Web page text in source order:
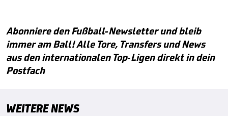
Abonniere den Fußball-Newsletter und bleib
immer am Ball! Alle Tore, Transfers und News
aus den internationalen Top-Ligen direkt in dein
Postfach
WEITERE NEWS